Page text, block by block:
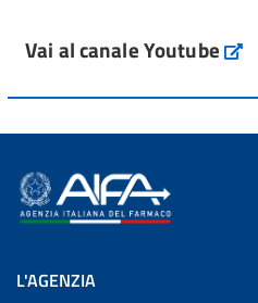
Vai al canale Youtube
L'AGENZIA